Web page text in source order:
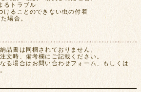
るトラブル
けることのできない虫の付着
場合。
品書は同梱されておりません。
文時、備考欄にご記載ください。
る場合はお問い合わせフォーム、もしくは